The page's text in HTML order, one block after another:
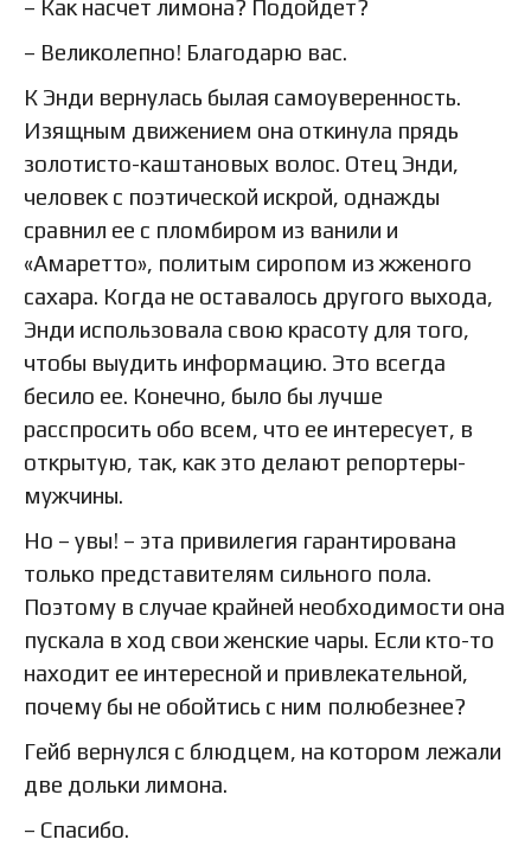
– Как насчет лимона? Подойдет?
– Великолепно! Благодарю вас.
К Энди вернулась былая самоуверенность.
Изящным движением она откинула прядь
золотисто-каштановых волос. Отец Энди,
человек с поэтической искрой, однажды
сравнил ее с пломбиром из ванили и
«Амаретто», политым сиропом из жженого
сахара. Когда не оставалось другого выхода,
Энди использовала свою красоту для того,
чтобы выудить информацию. Это всегда
бесило ее. Конечно, было бы лучше
расспросить обо всем, что ее интересует, в
открытую, так, как это делают репортеры-
мужчины.
Но – увы! – эта привилегия гарантирована
только представителям сильного пола.
Поэтому в случае крайней необходимости она
пускала в ход свои женские чары. Если кто-то
находит ее интересной и привлекательной,
почему бы не обойтись с ним полюбезнее?
Гейб вернулся с блюдцем, на котором лежали
две дольки лимона.
– Спасибо.